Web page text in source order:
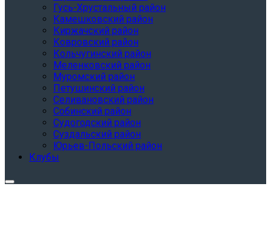
Гусь-Хрустальный район
Камешковский район
Киржачский район
Ковровский район
Кольчугинский район
Меленковский район
Муромский район
Петушинский район
Селивановский район
Собинский район
Судогодский район
Суздальский район
Юрьев-Польский район
Клубы